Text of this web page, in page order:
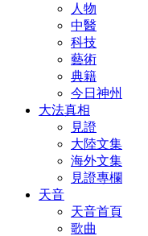
人物
中醫
科技
藝術
典籍
今日神州
大法真相
見證
大陸文集
海外文集
見證專欄
天音
天音首頁
歌曲